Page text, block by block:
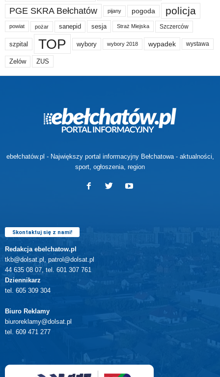
PGE SKRA Bełchatów pijany pogoda policja
powiat pożar sanepid sesja Straż Miejska Szczerców
szpital TOP wybory wybory 2018 wypadek wystawa
Zelów ZUS
ebełchatów.pl - Największy portal informacyjny Bełchatowa - aktualności,
sport, ogłoszenia, region
Skontaktuj się z nami!
Redakcja ebelchatow.pl
tkb@dolsat.pl, patrol@dolsat.pl
44 635 08 07, tel. 601 307 761
Dziennikarz
tel. 605 309 304
Biuro Reklamy
biuroreklamy@dolsat.pl
tel. 609 471 277